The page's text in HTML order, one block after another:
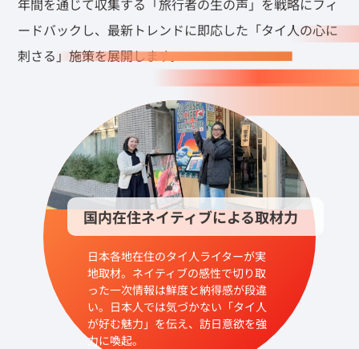
年間を通じて収集する「旅行者の生の声」を戦略にフィ
ードバックし、最新トレンドに即応した「タイ人の心に
刺さる」施策を展開します。
国内在住ネイティブによる取材力
日本各地在住のタイ人ライターが実
地取材。ネイティブの感性で切り取
った一次情報は鮮度と納得感が段違
い。日本人では気づかない「タイ人
が好む魅力」を伝え、訪日意欲を強
力に喚起。